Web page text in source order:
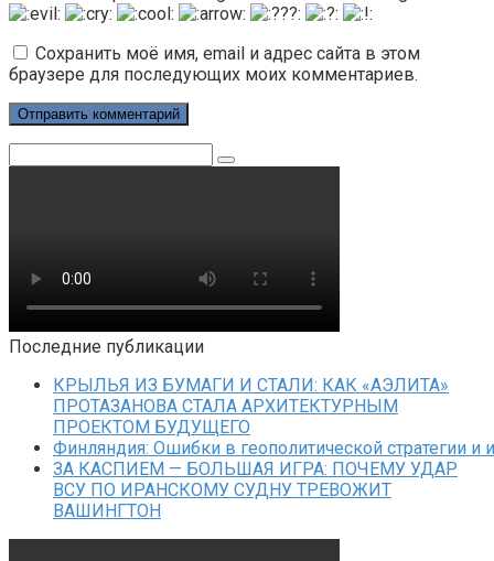
Сохранить моё имя, email и адрес сайта в этом
браузере для последующих моих комментариев.
Последние публикации
КРЫЛЬЯ ИЗ БУМАГИ И СТАЛИ: КАК «АЭЛИТА»
ПРОТАЗАНОВА СТАЛА АРХИТЕКТУРНЫМ
ПРОЕКТОМ БУДУЩЕГО
Финляндия: Ошибки в геополитической стратегии и
ЗА КАСПИЕМ — БОЛЬШАЯ ИГРА: ПОЧЕМУ УДАР
ВСУ ПО ИРАНСКОМУ СУДНУ ТРЕВОЖИТ
ВАШИНГТОН